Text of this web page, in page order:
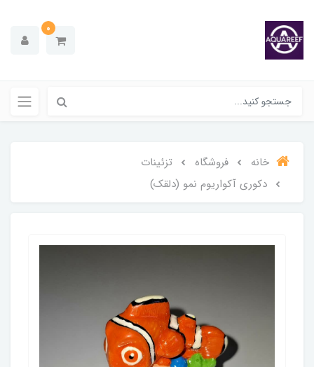
0
خانه فروشگاه
تزئینات
دکوری آکواریوم نمو (دلقک)